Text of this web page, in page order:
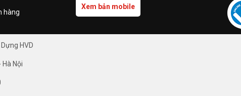
hàng
Xem bản mobile
HVD
Nội